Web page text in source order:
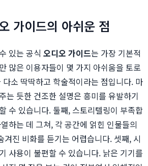
가이드의 아쉬운 점
있는 공식 오디오 가이드는 가장 기본적
많은 이용자들이 몇 가지 아쉬움을 토로
소 딱딱하고 학술적이라는 점입니다. 마
는 듯한 건조한 설명은 흥미를 유발하기
수 있습니다. 둘째, 스토리텔링이 부족합
하는 데 그쳐, 각 공간에 얽힌 인물들의
겨진 비화를 듣기는 어렵습니다. 셋째, 시
사용이 불편할 수 있습니다. 낡은 기기를